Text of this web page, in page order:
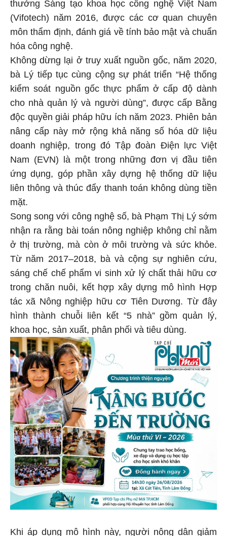
thưởng Sáng tạo khoa học công nghệ Việt Nam
(Vifotech) năm 2016, được các cơ quan chuyên
môn thẩm định, đánh giá về tính bảo mật và chuẩn
hóa công nghệ.
Không dừng lại ở truy xuất nguồn gốc, năm 2020,
bà Lý tiếp tục cùng cộng sự phát triển “Hệ thống
kiểm soát nguồn gốc thực phẩm ở cấp độ dành
cho nhà quản lý và người dùng”, được cấp Bằng
độc quyền giải pháp hữu ích năm 2023. Phiên bản
nâng cấp này mở rộng khả năng số hóa dữ liệu
doanh nghiệp, trong đó Tập đoàn Điện lực Việt
Nam (EVN) là một trong những đơn vị đầu tiên
ứng dụng, góp phần xây dựng hệ thống dữ liệu
liên thông và thúc đẩy thanh toán không dùng tiền
mặt.
Song song với công nghệ số, bà Phạm Thị Lý sớm
nhận ra rằng bài toán nông nghiệp không chỉ nằm
ở thị trường, mà còn ở môi trường và sức khỏe.
Từ năm 2017–2018, bà và cộng sự nghiên cứu,
sáng chế chế phẩm vi sinh xử lý chất thải hữu cơ
trong chăn nuôi, kết hợp xây dựng mô hình Hợp
tác xã Nông nghiệp hữu cơ Tiên Dương. Từ đây
hình thành chuỗi liên kết “5 nhà” gồm quản lý,
khoa học, sản xuất, phân phối và tiêu dùng.
Khi áp dụng mô hình này, người nông dân giảm